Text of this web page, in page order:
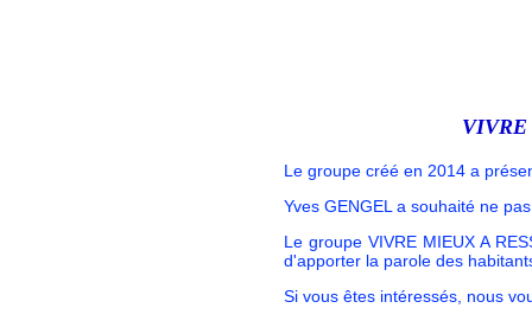
VIVRE
Le groupe créé en 2014 a
Yves GENGEL a souhaité ne
Le groupe VIVRE MIEUX A
d'apporter la parole des
Si vous êtes intéressés, nous